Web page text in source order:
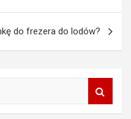
do frezera do lodów?